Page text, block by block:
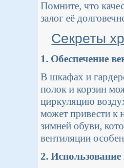
Помните, что
залог её
Секреты
1. Обеспечение
В шкафах и
полок и корзин
циркуляцию
может привести к
зимней обуви,
вентиляции
2.